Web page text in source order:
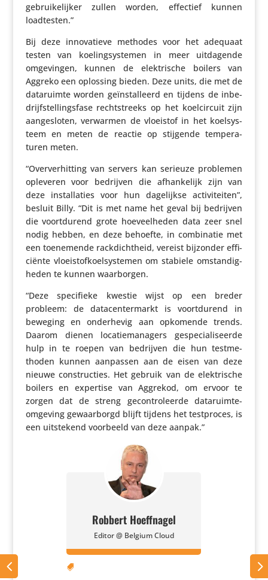
gebrui­ke­lijker zullen worden, effectief kunnen
loadtesten.”
Bij deze inno­va­tieve methodes voor het adequaat
testen van koeling­sys­temen in meer uitda­gende
omge­vingen, kunnen de elek­tri­sche boilers van
Aggreko een oplossing bieden. Deze units, die met de
data­ruimte worden geïn­stal­leerd en tijdens de inbe­
drijf­stel­lings­fase recht­streeks op het koel­cir­cuit zijn
aange­sloten, verwarmen de vloeistof in het koel­sys­
teem en meten de reactie op stijgende tempe­ra­
turen meten.
“Over­ver­hit­ting van servers kan serieuze problemen
opleveren voor bedrijven die afhan­ke­lijk zijn van
deze instal­la­ties voor hun dage­lijkse acti­vi­teiten”,
besluit Billy. “Dit is met name het geval bij bedrijven
die voort­du­rend grote hoeveel­heden data zeer snel
nodig hebben, en deze behoefte, in combi­natie met
een toene­mende rack­dicht­heid, vereist bijzonder effi­
ci­ënte vloei­stof­koel­sys­temen om stabiele omstan­dig­
heden te kunnen waarborgen.
“Deze speci­fieke kwestie wijst op een breder
probleem: de data­cen­ter­markt is voort­du­rend in
beweging en onder­hevig aan opkomende trends.
Daarom dienen loca­tiema­na­gers gespe­ci­a­li­seerde
hulp in te roepen van bedrijven die hun test­me­
thoden kunnen aanpassen aan de eisen van deze
nieuwe construc­ties. Het gebruik van de elek­tri­sche
boilers en expertise van Aggrekod, om ervoor te
zorgen dat de streng gecon­tro­leerde data­ruimte-
omgeving gewaar­borgd blijft tijdens het test­proces, is
een uitste­kend voorbeeld van deze aanpak.”
Robbert Hoeffnagel
Editor @ Belgium Cloud
